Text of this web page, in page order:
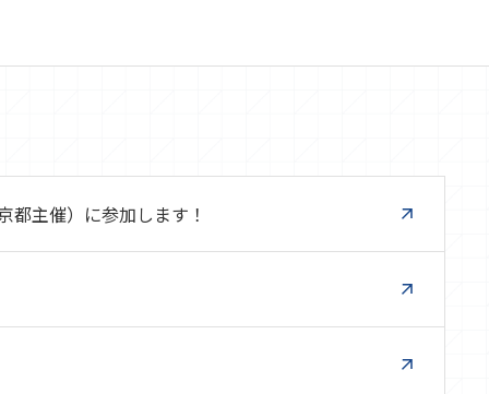
主催）に参加します！